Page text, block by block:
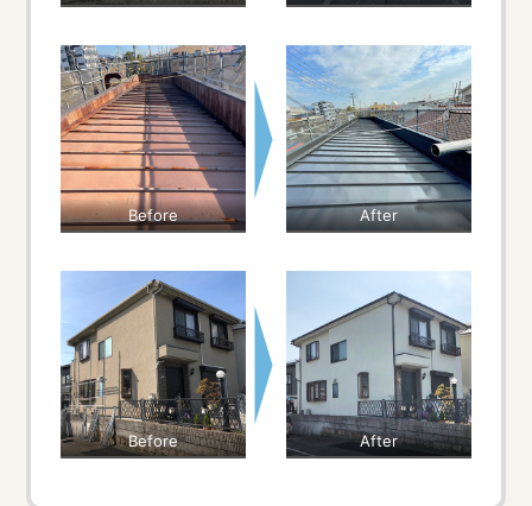
Before After
Before After